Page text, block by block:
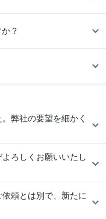
？
弊社の要望を細かく
ろしくお願いいたし
頼とは別で、新たに